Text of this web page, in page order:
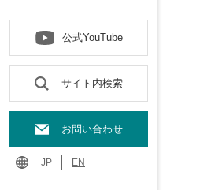
JP EN
公式YouTube
サイト内検索
お問い合わせ